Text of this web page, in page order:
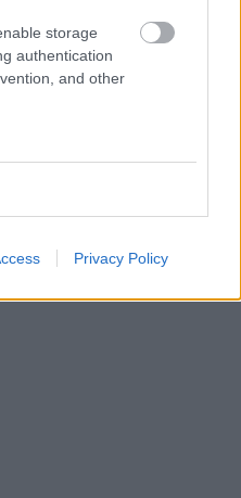
storage
authentication
and other
Privacy Policy